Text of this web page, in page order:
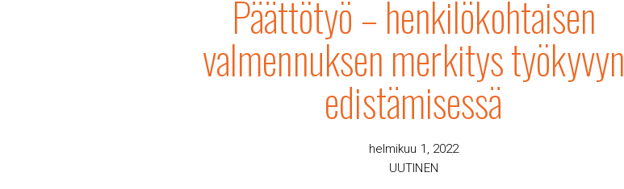
Päättötyö – henkilökohtaisen
valmennuksen merkitys työkyvyn
edistämisessä
helmikuu 1, 2022
UUTINEN